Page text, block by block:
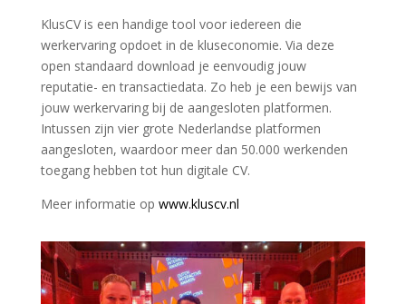
KlusCV is een handige tool voor iedereen die
werkervaring opdoet in de kluseconomie. Via deze
open standaard download je eenvoudig jouw
reputatie- en transactiedata. Zo heb je een bewijs van
jouw werkervaring bij de aangesloten platformen.
Intussen zijn vier grote Nederlandse platformen
aangesloten, waardoor meer dan 50.000 werkenden
toegang hebben tot hun digitale CV.
Meer informatie op www.kluscv.nl